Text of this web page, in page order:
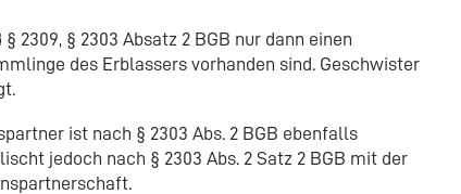
2309, § 2303 Absatz 2 BGB nur dann einen
des Erblassers vorhanden sind. Geschwister
ist nach § 2303 Abs. 2 BGB ebenfalls
jedoch nach § 2303 Abs. 2 Satz 2 BGB mit der